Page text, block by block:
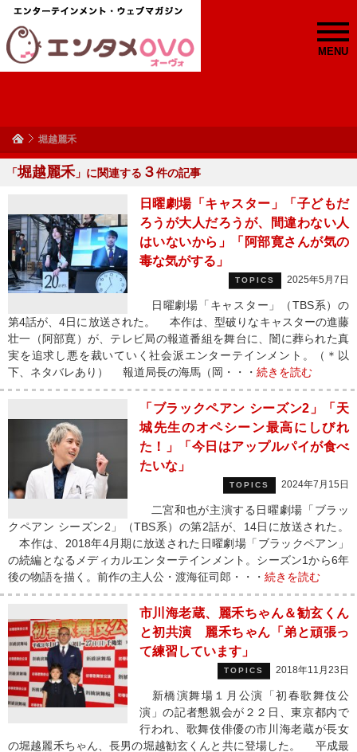
MENU
堀越麗禾
「堀越麗禾」に関連する ３件の記事
日曜劇場「キャスター」「子どもだ
ろうが大人だろうが、間違わない人
はいないから」「阿部寛さんが気の
毒な気がする」
TOPICS 2025年5月7日
日曜劇場「キャスター」（TBS系）の
第4話が、4日に放送された。 本作は、型破りなキャスターの進藤
壮一（阿部寛）が、テレビ局の報道番組を舞台に、闇に葬られた真
実を追求し悪を裁いていく社会派エンターテインメント。（＊以
下、ネタバレあり） 報道局長の海馬（岡・・・ 続きを読む
「ブラックペアン シーズン2」「天
城先生のオペシーン最高にしびれ
た！」「今日はアップルパイが食べ
たいな」
TOPICS 2024年7月15日
二宮和也が主演する日曜劇場「ブラッ
クペアン シーズン2」（TBS系）の第2話が、14日に放送された。
本作は、2018年4月期に放送された日曜劇場「ブラックペアン」
の続編となるメディカルエンターテインメント。シーズン1から6年
後の物語を描く。前作の主人公・渡海征司郎・・・ 続きを読む
市川海老蔵、麗禾ちゃん＆勧玄くん
と初共演 麗禾ちゃん「弟と頑張っ
て練習しています」
TOPICS 2018年11月23日
新橋演舞場１月公演「初春歌舞伎公
演」の記者懇親会が２２日、東京都内で
行われ、歌舞伎俳優の市川海老蔵が長女
の堀越麗禾ちゃん、長男の堀越勧玄くんと共に登場した。 平成最